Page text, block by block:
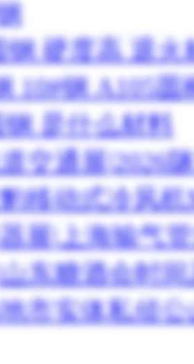
钢 硬度高 退火
10#钢 A105圆
是什么材料
交通展|2026
移动式冷风
展|上海输气
东糖酒会时
市实体私侦